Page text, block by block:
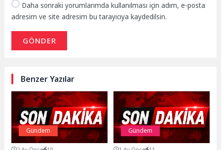
Daha sonraki yorumlarımda kullanılması için adım, e-posta
adresim ve site adresim bu tarayıcıya kaydedilsin.
GÖNDER
Benzer Yazılar
Gündem Gündem